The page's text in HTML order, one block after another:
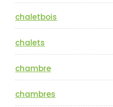
chaletbois
chalets
chambre
chambres